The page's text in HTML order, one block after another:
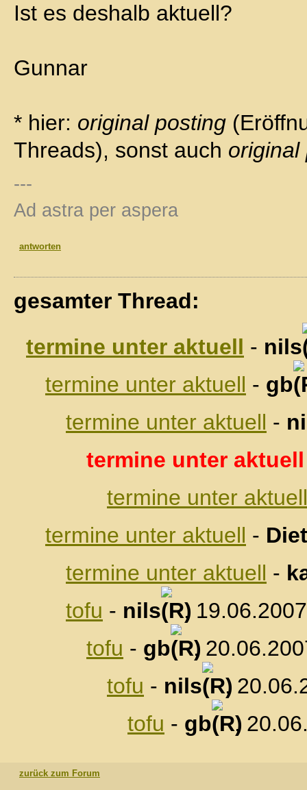
Ist es deshalb aktuell?
Gunnar
* hier: original posting
Threads), sonst auch original
---
Ad astra per aspera
antworten
gesamter Thread:
termine unter aktuell - nils
termine unter aktuell - gb
termine unter aktuell -
termine unter aktuell
termine unter aktuell
termine unter aktuell -
termine unter aktuell -
tofu - nils
,
tofu - gb
,
tofu - nils
,
tofu - gb ,
zurück zum Forum